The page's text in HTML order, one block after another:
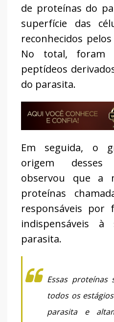
de proteínas do
superfície das
reconhecidos
No total, foram
peptídeos
do parasita.
Em seguida, o
origem
observou que a
proteínas
responsáveis por
indispensáveis à
parasita.
Essas proteínas
todos os
parasita e